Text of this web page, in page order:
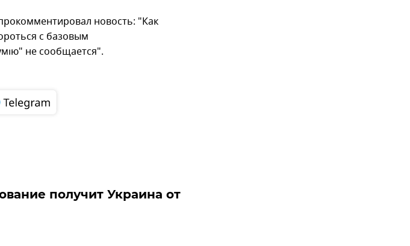
новость: "Как
с базовым
не сообщается".
получит Украина от